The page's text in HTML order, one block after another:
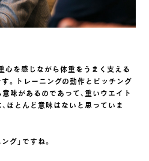
心を感じながら体重をうまく支える
。トレーニングの動作とピッチング
味があるのであって、重いウエイト
ほとんど意味はないと思っていま
グ」ですね。